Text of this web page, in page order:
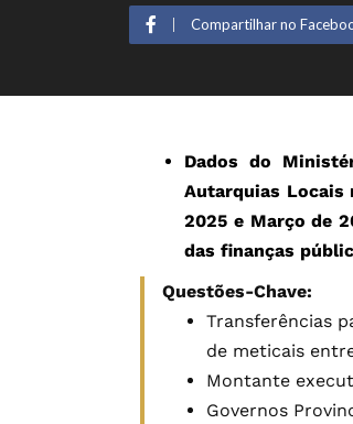
Compartilhar no
Dados do
Autarquias Locais
2025 e Março de
das finanças
Questões-Chave:
Transferências
de meticais
Montante
Governos